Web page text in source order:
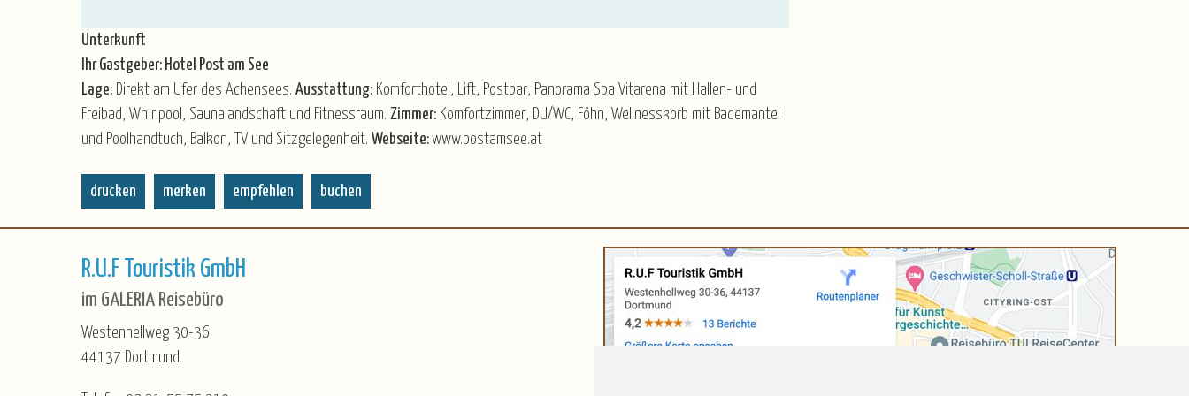
Unterkunft
Ihr Gastgeber: Hotel Post am See
Lage: Direkt am Ufer des Achensees. Ausstattung: Komforthotel, Lift, Postbar, Panorama Spa Vitarena mit Hallen- und
Freibad, Whirlpool, Saunalandschaft und Fitnessraum. Zimmer: Komfortzimmer, DU/WC, Föhn, Wellnesskorb mit Bademantel
und Poolhandtuch, Balkon, TV und Sitzgelegenheit. Webseite:www.postamsee.at
drucken merken empfehlen buchen
R.U.F Touristik GmbH
im GALERIA Reisebüro
Westenhellweg 30-36
44137 Dortmund